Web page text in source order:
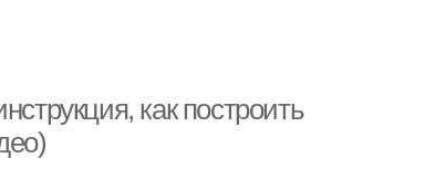
как построить